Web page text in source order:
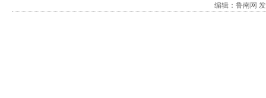
编辑：鲁南网